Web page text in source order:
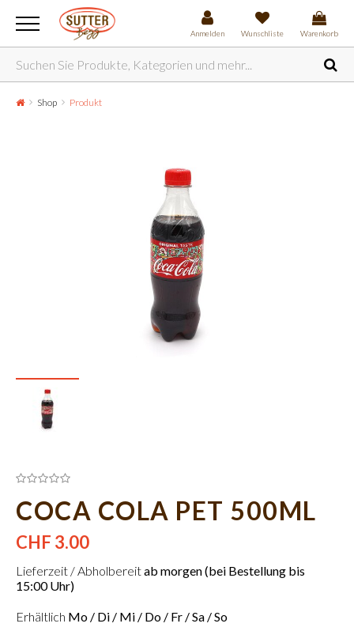
Anmelden Wunschliste Warenkorb
Shop Produkt
COCA COLA PET 500ML
CHF 3.00
Lieferzeit / Abholbereitab morgen (bei Bestellung bis
15:00 Uhr)
Erhältlich Mo / Di / Mi / Do / Fr / Sa / So